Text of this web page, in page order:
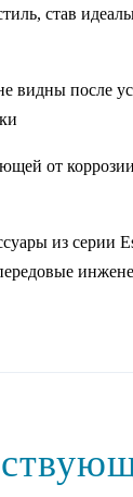
став
после
от
из серии